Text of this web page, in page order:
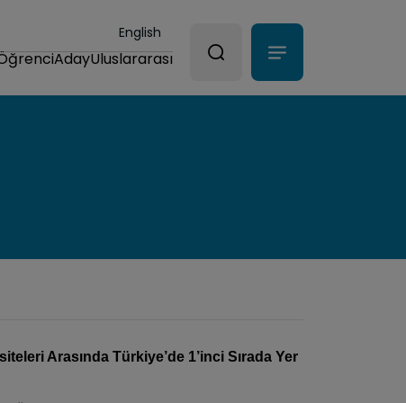
English
AdayUluslararası
Arasında Türkiye’de 1’inci Sırada Yer